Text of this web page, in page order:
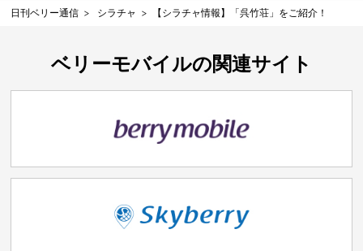
日刊ベリー通信 シラチャ 【シラチャ情報】「呉竹荘」をご紹介！
ベリーモバイルの関連サイト